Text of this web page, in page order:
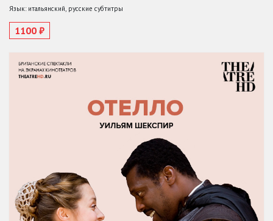
Язык: итальянский, русские субтитры
1100 ₽